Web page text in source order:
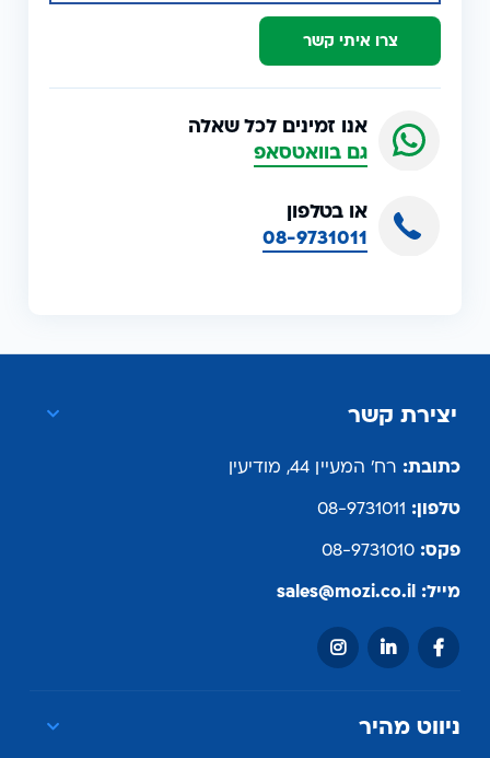
צרו איתי קשר
אנו זמינים לכל שאלה
גם בוואטסאפ
או בטלפון
08-9731011
יצירת קשר
כתובת: רח' המעיין 44, מודיעין
טלפון: 08-9731011
פקס: 08-9731010
מייל: sales@mozi.co.il
ניווט מהיר